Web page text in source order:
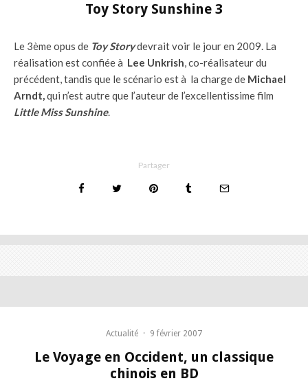
Toy Story Sunshine 3
Le 3ème opus de Toy Storydevrait voir le jour en 2009. La
réalisation est confiée à Lee Unkrish, co-réalisateur du
précédent, tandis que le scénario est à la charge de Michael
Arndt,qui n’est autre que l’auteur de l’excellentissime film
Little Miss Sunshine.
Partager
Actualité · 9 février 2007
Le Voyage en Occident, un classique
chinois en BD